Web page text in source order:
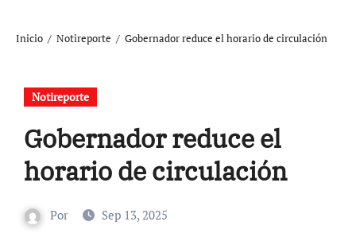
Inicio Notireporte Gobernador reduce el horario de circulación
Notireporte
Gobernador reduce el
horario de circulación
Por Sep 13, 2025